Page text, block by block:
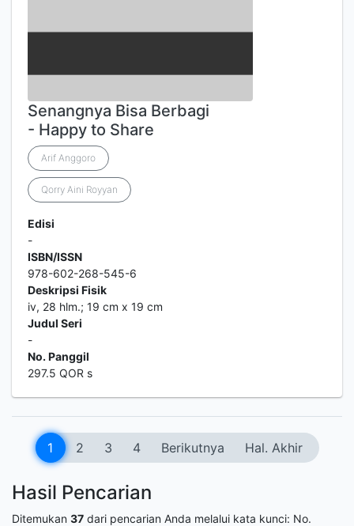
Senangnya Bisa Berbagi
- Happy to Share
Arif Anggoro
Qorry Aini Royyan
Edisi
-
ISBN/ISSN
978-602-268-545-6
Deskripsi Fisik
iv, 28 hlm.; 19 cm x 19 cm
Judul Seri
-
No. Panggil
297.5 QOR s
1 2 3 4 Berikutnya Hal. Akhir
Hasil Pencarian
Ditemukan 37 dari pencarian Anda melalui kata kunci: No.